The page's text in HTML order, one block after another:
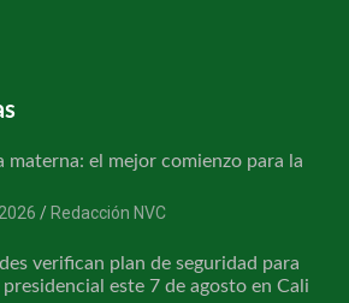
materna: el mejor comienzo para la
Redacción NVC
verifican plan de seguridad para
este 7 de agosto en Cali